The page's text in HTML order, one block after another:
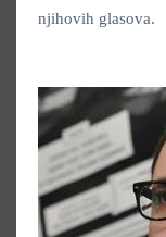
njihovih glasova.